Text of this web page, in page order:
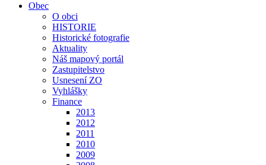
Obec
O obci
HISTORIE
Historické fotografie
Aktuality
Náš mapový portál
Zastupitelstvo
Usnesení ZO
Vyhlášky
Finance
2013
2012
2011
2010
2009